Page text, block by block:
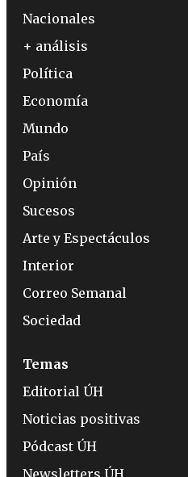
Nacionales
+ análisis
Política
Economía
Mundo
País
Opinión
Sucesos
Arte y Espectáculos
Interior
Correo Semanal
Sociedad
Temas
Editorial ÚH
Noticias positivas
Pódcast ÚH
Newsletters ÚH